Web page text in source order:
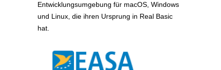
Entwicklungsumgebung für macOS, Windows
und Linux, die ihren Ursprung in Real Basic
hat.